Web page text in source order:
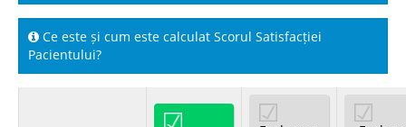
Spitale.MDCe este și cum este calculat Scorul Satisfacției
Pacientului?